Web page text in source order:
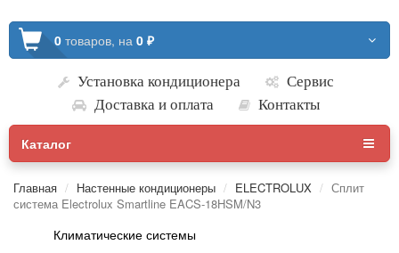
0 товаров, на 0 ₽
Установка кондиционера
Сервис
Доставка и оплата
Контакты
Каталог
Главная Настенные кондиционеры ELECTROLUX
Сплит
система Electrolux Smartline EACS-18HSM/N3
Климатические системы